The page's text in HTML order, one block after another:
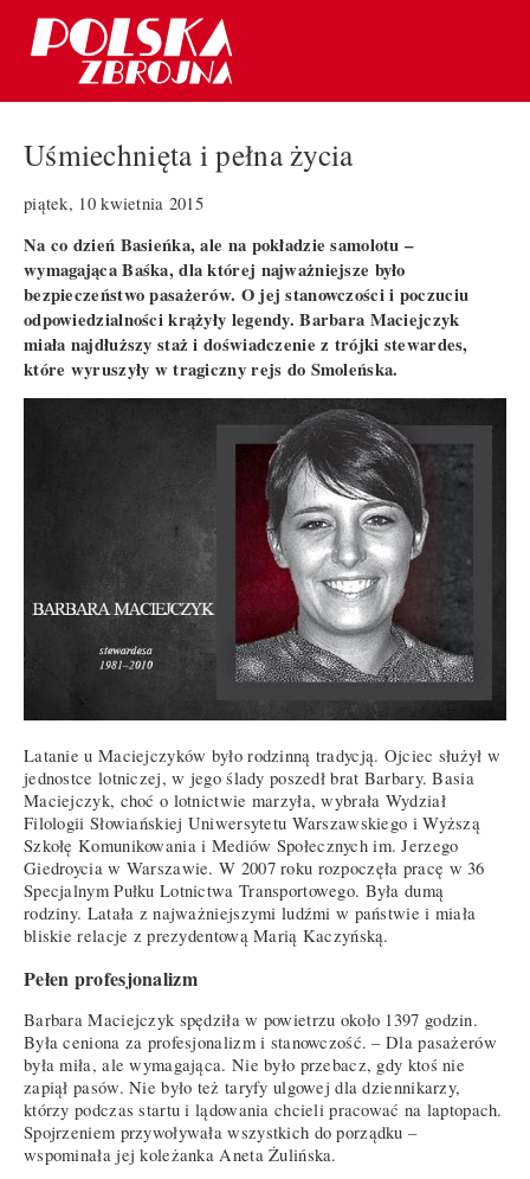
Uśmiechnięta i pełna życia
piątek, 10 kwietnia 2015
Na co dzień Basieńka, ale na pokładzie samolotu –
wymagająca Baśka, dla której najważniejsze było
bezpieczeństwo pasażerów. O jej stanowczości i poczuciu
odpowiedzialności krążyły legendy. Barbara Maciejczyk
miała najdłuższy staż i doświadczenie z trójki stewardes,
które wyruszyły w tragiczny rejs do Smoleńska.
Latanie u Maciejczyków było rodzinną tradycją. Ojciec służył w
jednostce lotniczej, w jego ślady poszedł brat Barbary. Basia
Maciejczyk, choć o lotnictwie marzyła, wybrała Wydział
Filologii Słowiańskiej Uniwersytetu Warszawskiego i Wyższą
Szkołę Komunikowania i Mediów Społecznych im. Jerzego
Giedroycia w Warszawie. W 2007 roku rozpoczęła pracę w 36
Specjalnym Pułku Lotnictwa Transportowego. Była dumą
rodziny. Latała z najważniejszymi ludźmi w państwie i miała
bliskie relacje z prezydentową Marią Kaczyńską.
Pełen profesjonalizm
Barbara Maciejczyk spędziła w powietrzu około 1397 godzin.
Była ceniona za profesjonalizm i stanowczość. – Dla pasażerów
była miła, ale wymagająca. Nie było przebacz, gdy ktoś nie
zapiął pasów. Nie było też taryfy ulgowej dla dziennikarzy,
którzy podczas startu i lądowania chcieli pracować na laptopach.
Spojrzeniem przywoływała wszystkich do porządku –
wspominała jej koleżanka Aneta Żulińska.